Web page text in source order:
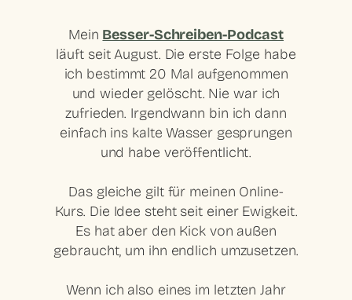
Mein Besser-Schreiben-Podcast
läuft seit August. Die erste Folge habe
ich bestimmt 20 Mal aufgenommen
und wieder gelöscht. Nie war ich
zufrieden. Irgendwann bin ich dann
einfach ins kalte Wasser gesprungen
und habe veröffentlicht.
Das gleiche gilt für meinen Online-
Kurs. Die Idee steht seit einer Ewigkeit.
Es hat aber den Kick von außen
gebraucht, um ihn endlich umzusetzen.
Wenn ich also eines im letzten Jahr